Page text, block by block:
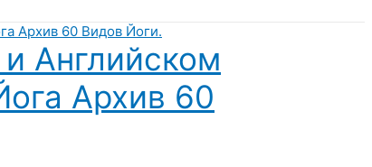
Английском
Архив 60